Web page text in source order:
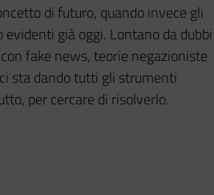
di futuro, quando invece gli
già oggi. Lontano da dubbi
fake news, teorie negazioniste
sta dando tutti gli strumenti
per cercare di risolverlo.